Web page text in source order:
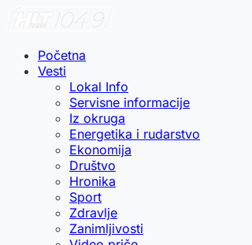
Početna
Vesti
Lokal Info
Servisne informacije
Iz okruga
Energetika i rudarstvo
Ekonomija
Društvo
Hronika
Sport
Zdravlje
Zanimljivosti